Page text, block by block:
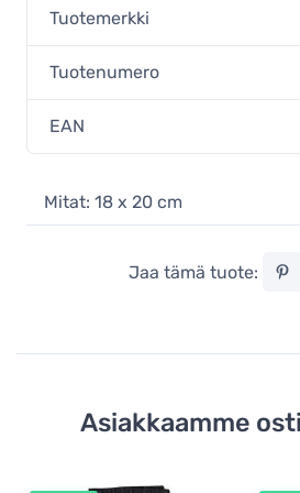
Ann Bäck eko-
Bread
Ei vahvistettu
Ann Bäck eko-
Tuotemerkki
Tuotenumero
EAN
Mitat: 18 x 20 cm
Jaa tämä tuote:
Asiakkaamme